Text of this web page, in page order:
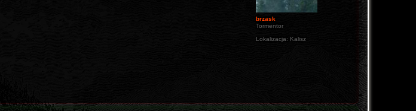
brzask
Tormentor
Lokalizacja: Kalisz